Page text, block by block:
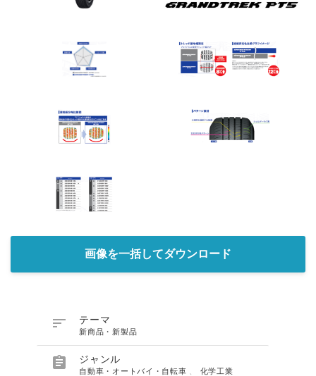
画像を一括してダウンロード
 テーマ
新商品・新製品
 ジャンル
自動車・オートバイ・自転車 化学工業